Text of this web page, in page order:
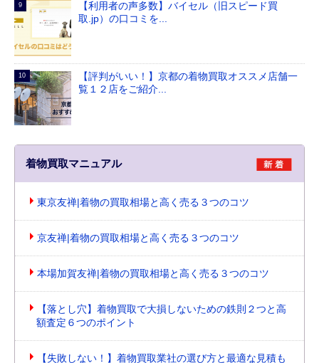
【利用者の声多数】バイセル（旧スピード買
取.jp）の口コミを...
【評判がいい！】京都の着物買取オススメ店舗一
覧１２店をご紹介...
着物買取マニュアル
東京友禅|着物の買取相場と高く売る３つのコツ
京友禅|着物の買取相場と高く売る３つのコツ
本場加賀友禅|着物の買取相場と高く売る３つのコツ
【落とし穴】着物買取で大損しないための鉄則２つと高
額査定６つのポイント
【失敗しない！】着物買取業社の選び方と最適な見積も